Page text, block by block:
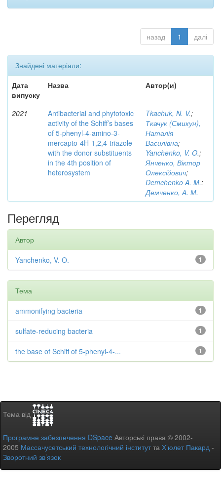
назад 1 далі
Знайдені матеріали:
Дата
випуску
Назва Автор(и)
2021
Antibacterial and phytotoxic
activity of the Schiff’s bases
of 5-phenyl-4-amino-3-
mercapto-4H-1,2,4-triazole
with the donor substituents
in the 4th position of
heterosystem
Tkachuk, N. V.;
Ткачук (Смикун),
Наталія
Василівна;
Yanchenko, V. O.;
Янченко, Віктор
Олексійович;
Demchenko A. M.;
Демченко, А. М.
Перегляд
Автор
1
Yanchenko, V. O.
Тема
1
ammonifying bacteria
1
sulfate-reducing bacteria
1
the base of Schiff of 5-phenyl-4-...
Тема від
Програмне забезпечення DSpace Авторські права © 2002-
2005 Массачусетський технологічний інститутта Х’юлет Пакард -
Зворотний зв’язок